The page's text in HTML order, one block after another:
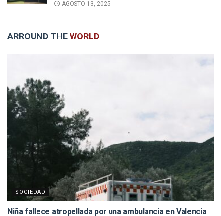
AGOSTO 13, 2025
ARROUND THEWORLD
SOCIEDAD
Niña fallece atropellada por una ambulancia en Valencia